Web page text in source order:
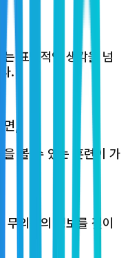
표면적인 생각을 넘
.
,
볼 수 있는 훈련이 가
무의식의 정보를 깊이